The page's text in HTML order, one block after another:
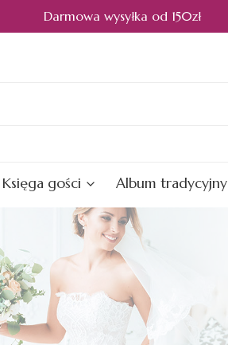
Darmowa wysyłka od 150zł
Księga gości Album tradycyjny